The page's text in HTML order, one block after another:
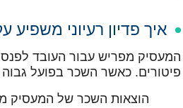
איך פדיון רעיוני
המעסיק מפריש עבור העובד
פיטורים. כאשר השכר בפועל
הוצאות השכר של המעסיק